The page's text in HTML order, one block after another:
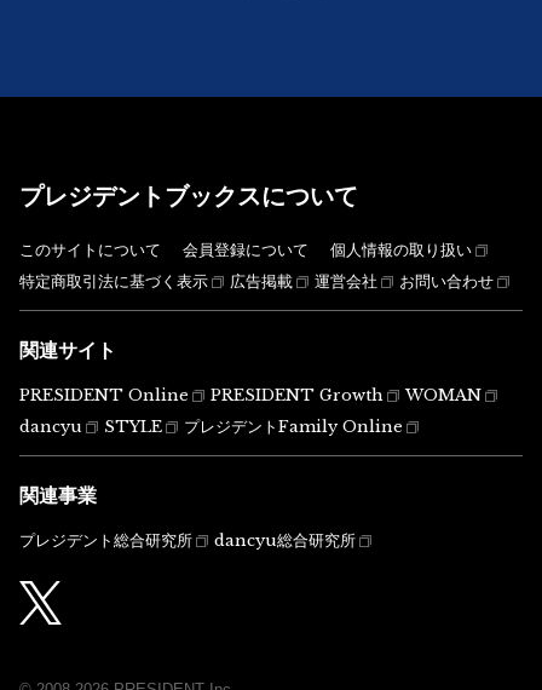
プレジデントブックスについて
このサイトについて 会員登録について
個人情報の取り扱い
特定商取引法に基づく表示
広告掲載 運営会社 お問い合わせ
関連サイト
PRESIDENT Online PRESIDENT Growth
WOMAN
dancyu
STYLE プレジデントFamily Online
関連事業
プレジデント総合研究所 dancyu総合研究所